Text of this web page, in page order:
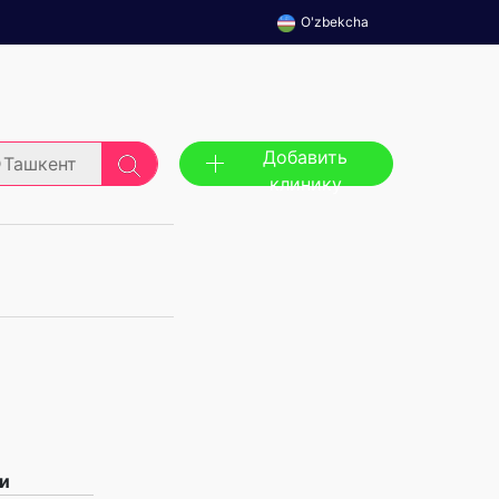
O'zbekcha
Ташкент
Добавить
клинику